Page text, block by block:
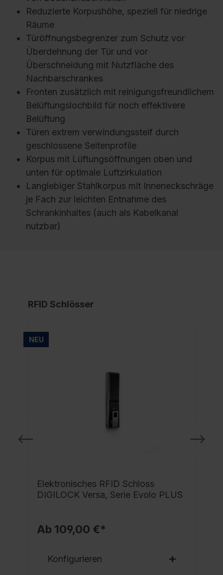
Reduzierte Korpushöhe, speziell für niedrige
Räume
Türöffnungsbegrenzer zum Schutz vor
Überdehnung der Tür und vor
Überschneidung mit Nutzfläche des
Nachbarschrankes
Fronten zusätzlich mit reinigungsfreundlichem
Belüftungslochbild für noch effektivere
Belüftung
Türen extrem verwindungssteif durch
geschlossene Seitenprofile
Korpus mit Lüftungsöffnungen oben und
unten für optimale Luftzirkulation
Langlebiger Stahlkorpus mit Inneneckschräge
je Fach zur leichten Entnahme des
Schrankinhaltes (auch als Kabelkanal
nutzbar)
RFID Schlösser
NEU
Elektronisches RFID Schloss
DIGILOCK Versa, Serie Evolo PLUS
Ab 109,00 €*
Konfigurieren